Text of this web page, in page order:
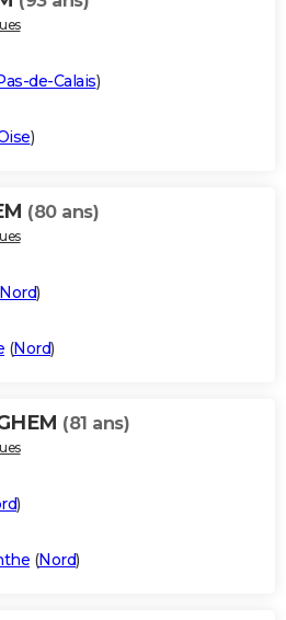
de-Calais)
)
(80 ans)
Nord)
(Nord)
(81 ans)
)
(Nord)